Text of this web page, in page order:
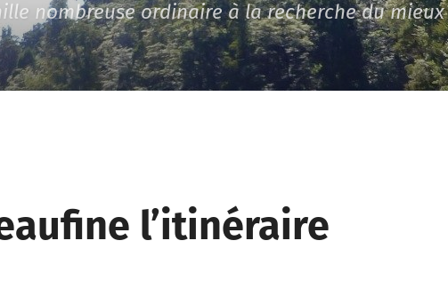
nombreuse ordinaire à la recherche du
l’itinéraire